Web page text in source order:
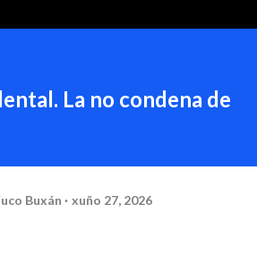
La no condena de
Buxán xuño 27, 2026